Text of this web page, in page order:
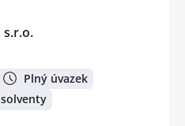
s.r.o.
Plný úvazek